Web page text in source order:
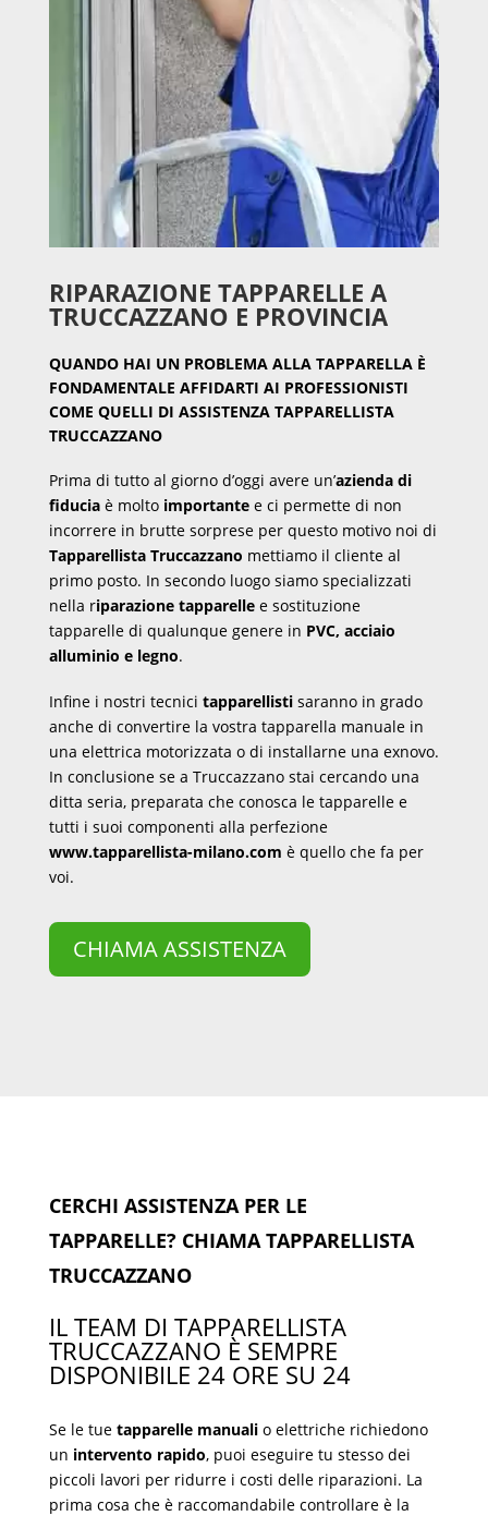
RIPARAZIONE TAPPARELLE A
TRUCCAZZANO E PROVINCIA
QUANDO HAI UN PROBLEMA ALLA TAPPARELLA È
FONDAMENTALE AFFIDARTI AI PROFESSIONISTI
COME QUELLI DI ASSISTENZA TAPPARELLISTA
TRUCCAZZANO
Prima di tutto al giorno d’oggi avere un’azienda di
fiduciaè molto importantee ci permette di non
incorrere in brutte sorprese per questo motivo noi di
Tapparellista Truccazzano mettiamo il cliente al
primo posto. In secondo luogo siamo specializzati
nella riparazione tapparellee sostituzione
tapparelle di qualunque genere in PVC, acciaio
alluminio e legno.
Infine i nostri tecnici tapparellistisaranno in grado
anche di convertire la vostra tapparella manuale in
una elettrica motorizzata o di installarne una exnovo.
In conclusione se a Truccazzano stai cercando una
ditta seria, preparata che conosca le tapparelle e
tutti i suoi componenti alla perfezione
www.tapparellista-milano.com è quello che fa per
voi.
CHIAMA ASSISTENZA
CERCHI ASSISTENZA PER LE
TAPPARELLE? CHIAMA TAPPARELLISTA
TRUCCAZZANO
IL TEAM DI TAPPARELLISTA
TRUCCAZZANO È SEMPRE
DISPONIBILE 24 ORE SU 24
Se le tue tapparelle manualio elettriche richiedono
un intervento rapido, puoi eseguire tu stesso dei
piccoli lavori per ridurre i costi delle riparazioni. La
prima cosa che è raccomandabile controllare è la